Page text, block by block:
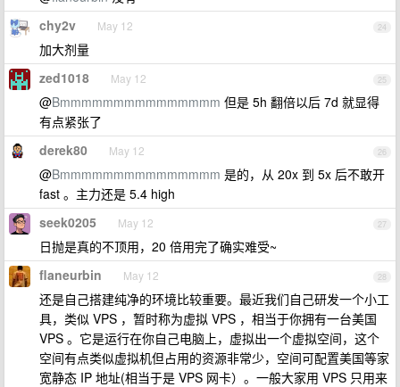
24
chy2v May 12
加大剂量
25
zed1018 May 12
@Bmmmmmmmmmmmmmmm 但是 5h 翻倍以后 7d 就显得
有点紧张了
26
derek80 May 12
@Bmmmmmmmmmmmmmmm 是的，从 20x 到 5x 后不敢开
fast 。主力还是 5.4 high
27
seek0205 May 12
日抛是真的不顶用，20 倍用完了确实难受~
28
flaneurbin May 12
还是自己搭建纯净的环境比较重要。最近我们自己研发一个小工
具，类似 VPS ，暂时称为虚拟 VPS ，相当于你拥有一台美国
VPS 。它是运行在你自己电脑上，虚拟出一个虚拟空间，这个
空间有点类似虚拟机但占用的资源非常少，空间可配置美国等家
宽静态 IP 地址(相当于是 VPS 网卡）。一般大家用 VPS 只用来